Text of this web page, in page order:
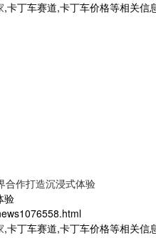
,卡丁车赛道,卡丁车价格等相关信
合作打造沉浸式体验
验
,卡丁车赛道,卡丁车价格等相关信